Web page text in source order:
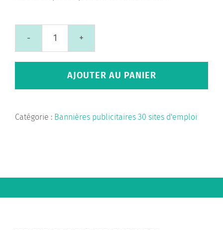
quantité
de
Bannières
publicitaires
|
AJOUTER AU PANIER
Catégorie : Bannières publicitaires 30 sites d'emploi